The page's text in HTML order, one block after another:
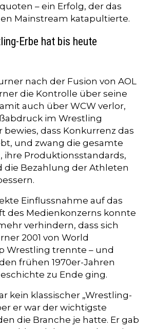
– ein Erfolg, der das
Mainstream katapultierte.
Erbe hat bis heute
nach der Fusion von AOL
die Kontrolle über seine
auch über WCW verlor,
im Wrestling
bewies, dass Konkurrenz das
und zwang die gesamte
ihre Produktionsstandards,
die Bezahlung der Athleten
Einflussnahme auf das
des Medienkonzerns konnte
verhindern, dass sich
2001 von World
Wrestling trennte – und
frühen 1970er-Jahren
zu Ende ging.
kein klassischer „Wrestling-
er war der wichtigste
die Branche je hatte. Er gab